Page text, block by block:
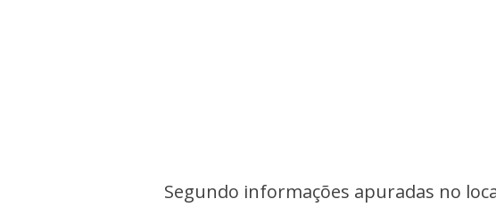
Segundo informações apuradas no